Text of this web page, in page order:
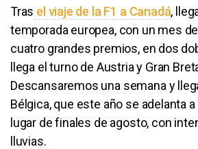
Tras el viaje de la F1 a Canadá,
temporada europea, con un mes
cuatro grandes premios, en dos
llega el turno de Austria y Gran
Descansaremos una semana y
Bélgica, que este año se adelanta
lugar de finales de agosto, con
lluvias.